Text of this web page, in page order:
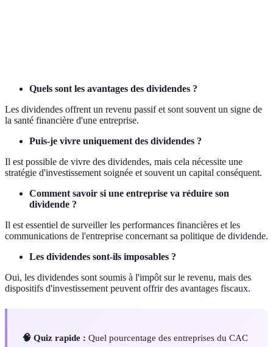
Quels sont les avantages des dividendes ?
Les dividendes offrent un revenu passif et sont souvent un signe de
la santé financière d'une entreprise.
Puis-je vivre uniquement des dividendes ?
Il est possible de vivre des dividendes, mais cela nécessite une
stratégie d'investissement soignée et souvent un capital conséquent.
Comment savoir si une entreprise va réduire son
dividende ?
Il est essentiel de surveiller les performances financières et les
communications de l'entreprise concernant sa politique de dividende.
Les dividendes sont-ils imposables ?
Oui, les dividendes sont soumis à l'impôt sur le revenu, mais des
dispositifs d'investissement peuvent offrir des avantages fiscaux.
🧠 Quiz rapide : Quel pourcentage des entreprises du CAC